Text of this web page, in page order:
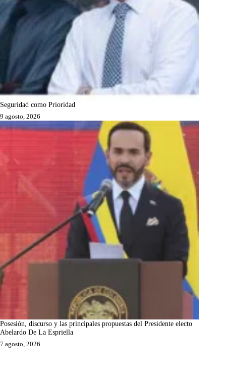
Seguridad como Prioridad
9 agosto, 2026
Posesión, discurso y las principales propuestas del Presidente electo
Abelardo De La Espriella
7 agosto, 2026